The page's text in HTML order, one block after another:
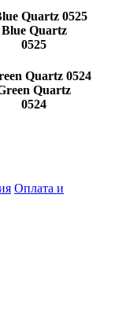
Blue Quartz
0525
Quartz
0524
Оплата и